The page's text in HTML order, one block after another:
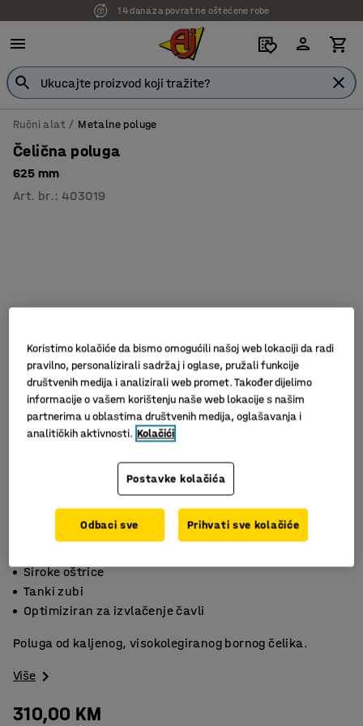
14 dana za povrat ne oštećene robe
Ručni alat Metalne poluge
Čelična poluga
625 mm
Art. br. : 403019
Slični proizvodi
Široke oštrice
Tanki zubi
Optimiziran za izvlačenje čavli
Poluga od kaljenog, visokolegiranog bornog čelika.
Više
310,00 KM
Koristimo kolačiće da bismo omogućili našoj web lokaciji da radi
pravilno, personalizirali sadržaj i oglase, pružali funkcije
društvenih medija i analizirali web promet. Također dijelimo
informacije o vašem korištenju naše web lokacije s našim
partnerima u oblastima društvenih medija, oglašavanja i
analitičkih aktivnosti. Kolačići
Postavke kolačića
Odbaci sve Prihvati sve kolačiće